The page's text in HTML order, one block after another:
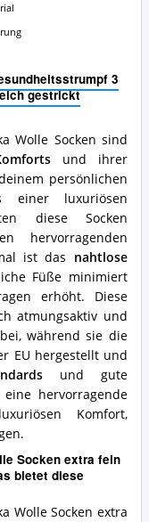
3
gestrickt
Wolle Socken sind
und ihrer
persönlichen
einer luxuriösen
diese Socken
hervorragenden
ist das nahtlose
Füße minimiert
erhöht. Diese
atmungsaktiv und
während sie die
EU hergestellt und
und gute
hervorragende
Komfort,
Socken extra fein
bietet diese
Wolle Socken extra